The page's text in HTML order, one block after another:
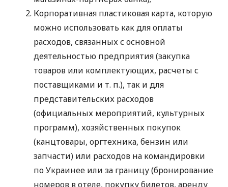
Корпоративная пластиковая карта, которую
можно использовать как для оплаты
расходов, связанных с основной
деятельностью предприятия (закупка
товаров или комплектующих, расчеты с
поставщиками и т. п.), так и для
представительских расходов
(официальных мероприятий, культурных
программ), хозяйственных покупок
(канцтовары, оргтехника, бензин или
запчасти) или расходов на командировки
по Украинее или за границу (бронирование
номеров в отеле, покупку билетов, аренду